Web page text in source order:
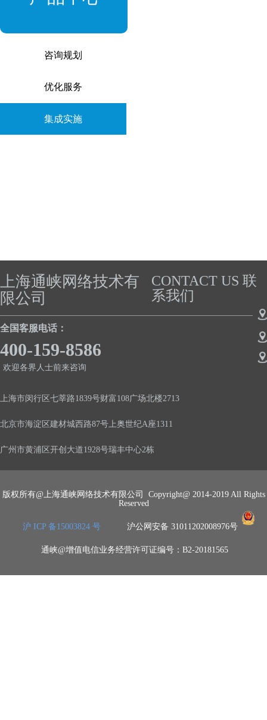
咨询规划
优化服务
集成实施
上海通峡网络技术有
限公司
CONTACT US 联
系我们
上海市闵行区七莘路1839号财富108广场北楼2713
北京市海淀区建材城西路87号上奥世纪A座1311
广州市黄浦区开创大道1928号瑞丰中心2栋
欢迎各界人士前来咨询
全国客服电话：
400-159-8586
版权所有@上海通峡网络技术有限公司 Copyright@ 2014-2019 All Rights
Reserved
沪 ICP 备15003824 号沪公网安备 31011202008976号
通峡@增值电信业务经营许可证编号：B2-20181565